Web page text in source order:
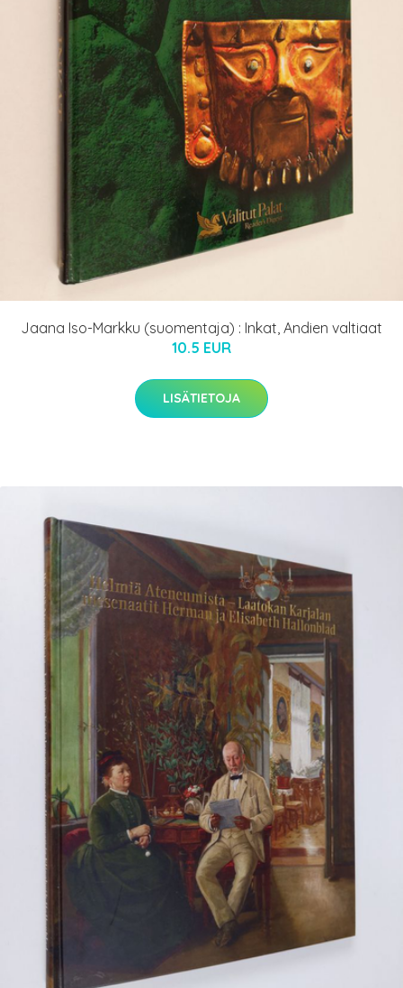
Jaana Iso-Markku (suomentaja) : Inkat, Andien valtiaat
10.5 EUR
LISÄTIETOJA